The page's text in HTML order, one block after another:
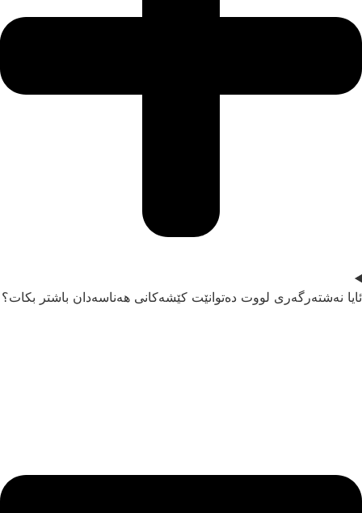
نەشتەرگەری لووت دەتوانێت کێشەکانی هەناسەدان باشتر بکات؟